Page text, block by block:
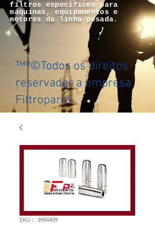
filtros específicos para
máquinas, equipamentos e
motores da linha pesada.
™®©Todos os direitos
reservador a empresa
Filtroparts.
SKU： 3904409